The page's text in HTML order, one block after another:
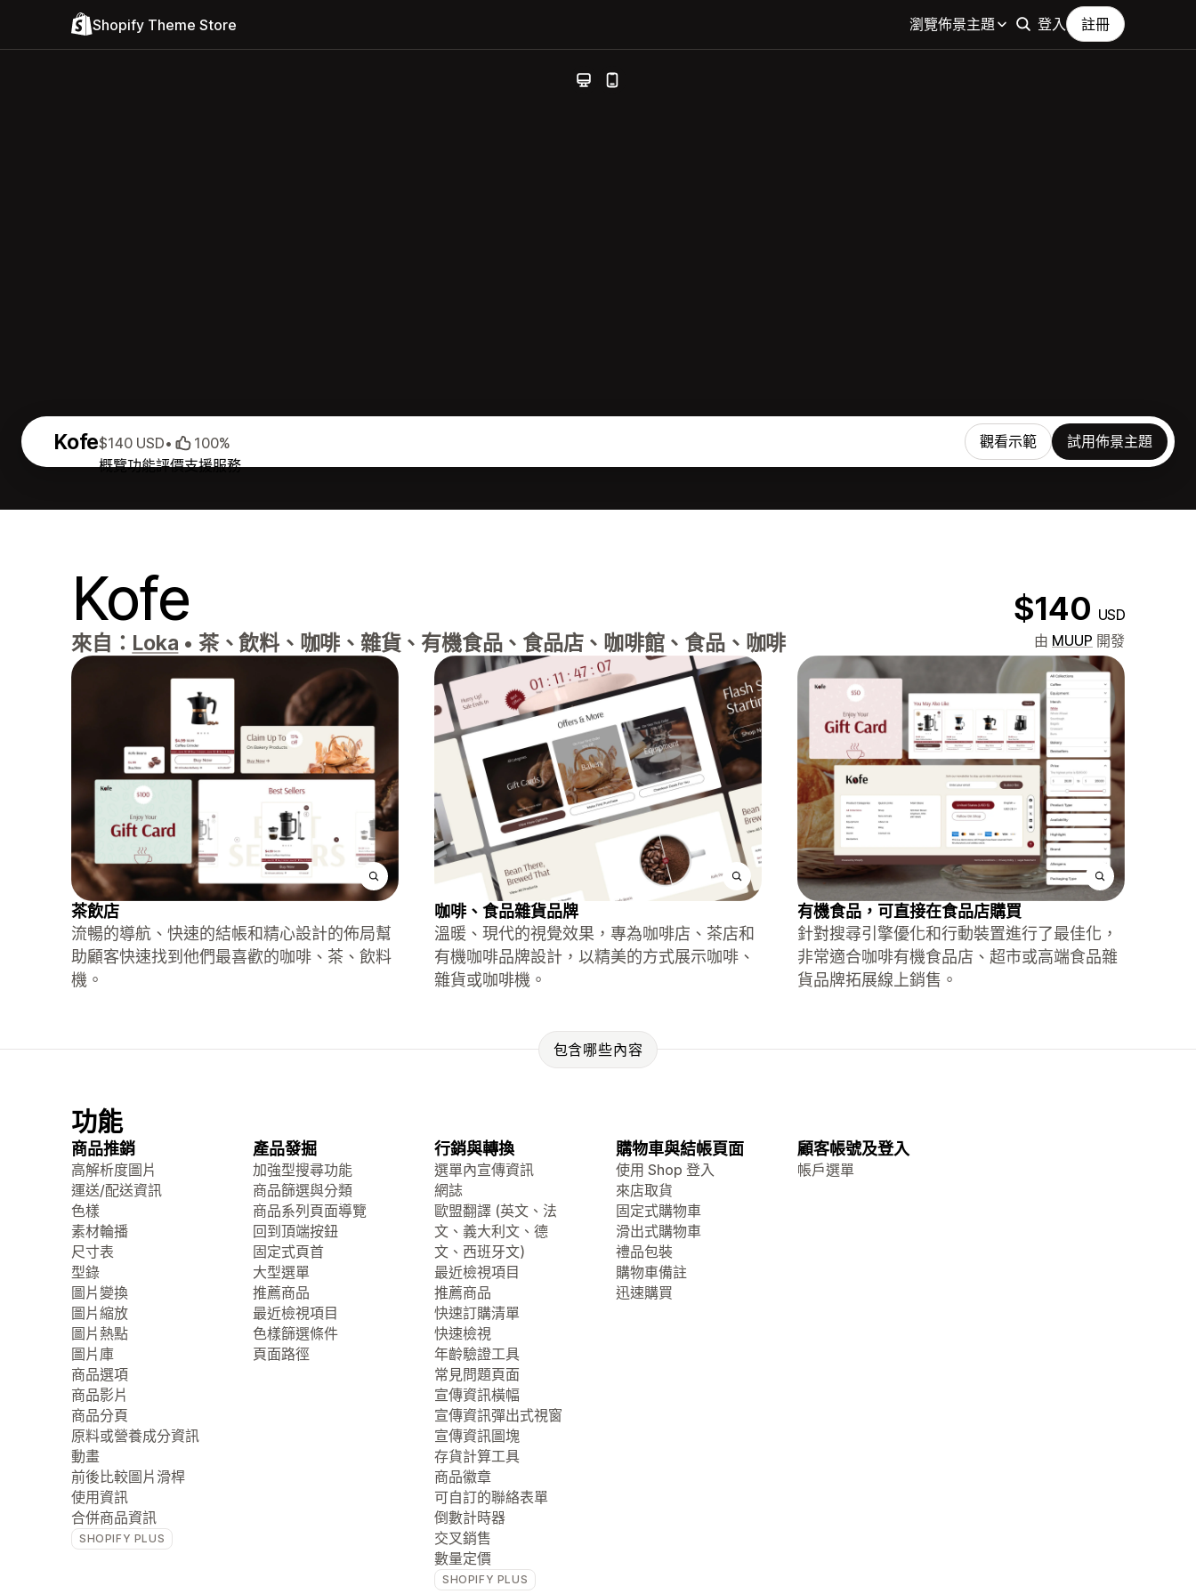
Shopify Theme Store 瀏覽佈景主題 登入 註冊
Kofe
概覽功能評價支援服務
$140 USD• 100% 觀看示範 試用佈景主題
Kofe $140 USD
來自： Loka • 茶、飲料、咖啡、雜貨、有機食品、食品店、咖啡館、食品、咖啡 由 MUUP 開發
茶飲店
流暢的導航、快速的結帳和精心設計的佈局幫
助顧客快速找到他們最喜歡的咖啡、茶、飲料
機。
咖啡、食品雜貨品牌
溫暖、現代的視覺效果，專為咖啡店、茶店和
有機咖啡品牌設計，以精美的方式展示咖啡、
雜貨或咖啡機。
有機食品，可直接在食品店購買
針對搜尋引擎優化和行動裝置進行了最佳化，
非常適合咖啡有機食品店、超市或高端食品雜
貨品牌拓展線上銷售。
包含哪些內容
功能
商品推銷
高解析度圖片
運送/配送資訊
色樣
素材輪播
尺寸表
型錄
圖片變換
圖片縮放
圖片熱點
圖片庫
商品選項
商品影片
商品分頁
原料或營養成分資訊
動畫
前後比較圖片滑桿
使用資訊
合併商品資訊
SHOPIFY PLUS
產品發掘
加強型搜尋功能
商品篩選與分類
商品系列頁面導覽
回到頂端按鈕
固定式頁首
大型選單
推薦商品
最近檢視項目
色樣篩選條件
頁面路徑
行銷與轉換
選單內宣傳資訊
網誌
歐盟翻譯 (英文、法
文、義大利文、德
文、西班牙文)
最近檢視項目
推薦商品
快速訂購清單
快速檢視
年齡驗證工具
常見問題頁面
宣傳資訊橫幅
宣傳資訊彈出式視窗
宣傳資訊圖塊
存貨計算工具
商品徽章
可自訂的聯絡表單
倒數計時器
交叉銷售
數量定價
SHOPIFY PLUS
購物車與結帳頁面
使用 Shop 登入
來店取貨
固定式購物車
滑出式購物車
禮品包裝
購物車備註
迅速購買
顧客帳號及登入
帳戶選單